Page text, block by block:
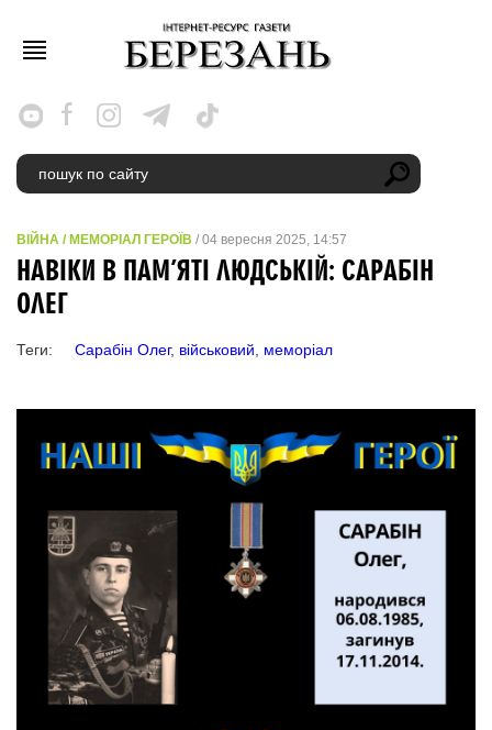
ВІЙНА / МЕМОРІАЛ ГЕРОЇВ / 04 вересня 2025, 14:57
НАВІКИ В ПАМ’ЯТІ ЛЮДСЬКІЙ: САРАБІН
ОЛЕГ
Теги: Сарабін Олег, військовий меморіал